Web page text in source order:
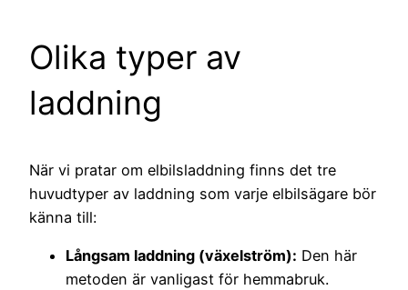
Olika typer av
laddning
När vi pratar om elbilsladdning finns det tre
huvudtyper av laddning som varje elbilsägare bör
känna till:
Långsam laddning (växelström): Den här
metoden är vanligast för hemmabruk.